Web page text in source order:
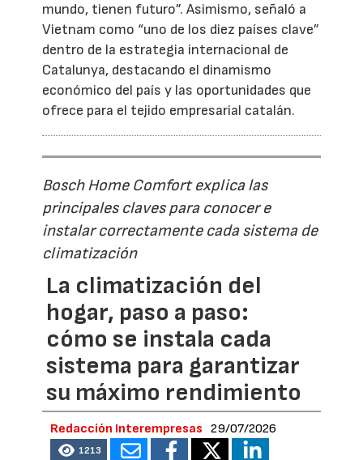
mundo, tienen futuro”. Asimismo, señaló a
Vietnam como “uno de los diez países clave”
dentro de la estrategia internacional de
Catalunya, destacando el dinamismo
económico del país y las oportunidades que
ofrece para el tejido empresarial catalán.
Bosch Home Comfort explica las
principales claves para conocer e
instalar correctamente cada sistema de
climatización
La climatización del
hogar, paso a paso:
cómo se instala cada
sistema para garantizar
su máximo rendimiento
Redacción Interempresas 29/07/2026
1213